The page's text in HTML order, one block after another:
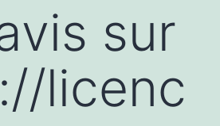
sur
licenc